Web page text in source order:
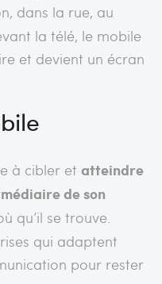
dans la rue, au
la télé, le mobile
et devient un écran
à cibler et atteindre
de son
qu’il se trouve.
qui adaptent
pour rester